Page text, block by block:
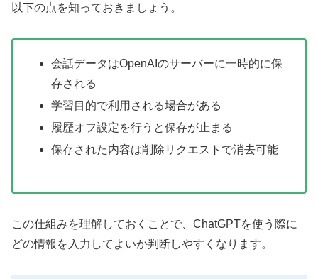
以下の点を知っておきましょう。
会話データはOpenAIのサーバーに一時的に保
存される
学習目的で利用される場合がある
履歴オフ設定を行うと保存が止まる
保存された内容は削除リクエストで消去可能
この仕組みを理解しておくことで、ChatGPTを使う際に
どの情報を入力してよいか判断しやすくなります。